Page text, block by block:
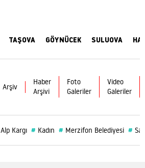
TAŞOVA GÖYNÜCEK SULUOVA
Arşiv
Haber
Arşivi
Foto
Galeriler
Video
Galeriler
Alp Kargı # Kadın # Merzifon Belediyesi #